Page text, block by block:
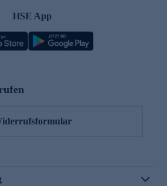
HSE App